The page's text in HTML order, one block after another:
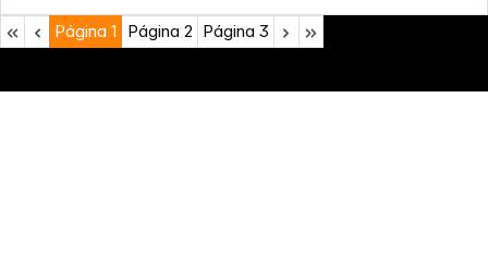
Página 1 Página 2 Página 3